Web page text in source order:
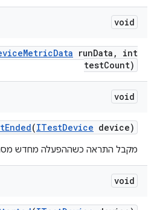
void
MetricData runData ,
int
testCount)
void
Ended(ITestDevice device)
מקבל התראה כשההפעלה מחדש
void